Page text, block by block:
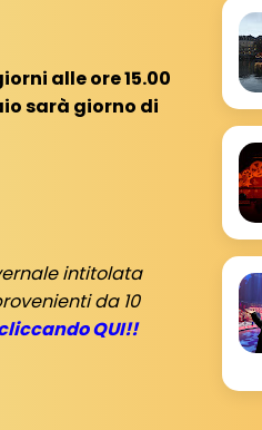
alle ore 15.00
sarà giorno di
intitolata
da 10
QUI!!